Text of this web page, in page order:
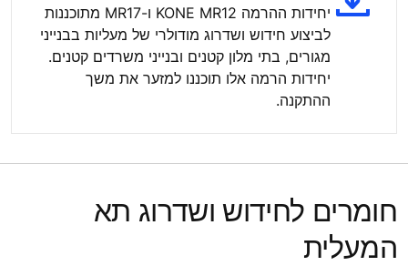
יחידות ההרמה KONE MR12 ו-MR17 מתוכננות
לביצוע חידוש ושדרוג מודולרי של מעליות בבנייני
מגורים, בתי מלון קטנים ובנייני משרדים קטנים.
יחידות הרמה אלו תוכננו למזער את משך
ההתקנה.
חומרים לחידוש ושדרוג תא
המעלית